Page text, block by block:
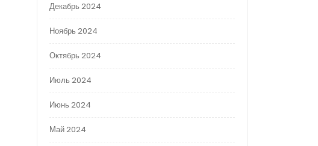
Декабрь 2024
Ноябрь 2024
Октябрь 2024
Июль 2024
Июнь 2024
Май 2024